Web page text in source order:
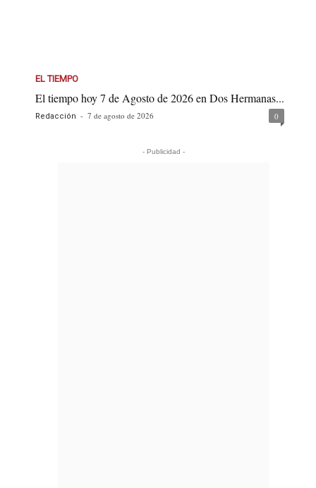
EL TIEMPO
El tiempo hoy 7 de Agosto de 2026 en Dos Hermanas...
Redacción - 7 de agosto de 2026 0
- Publicidad -